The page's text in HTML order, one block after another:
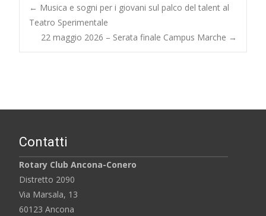
Post
navigation
← Musica e sogni per i giovani sul palco del talent al
Teatro Sperimentale
22 maggio 2026 – Serata finale Campus Marche →
Contatti
Rotary Club Ancona-Conero
Distretto 2090
Via Marsala, 13
60123 Ancona